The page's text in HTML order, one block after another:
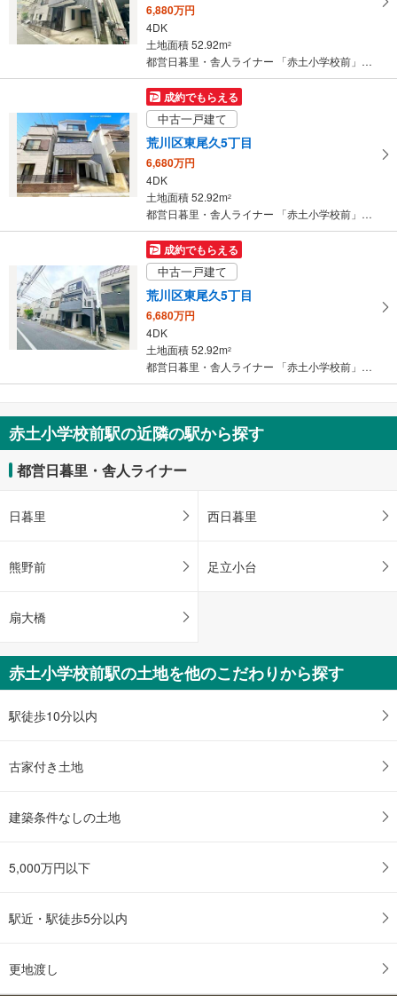
6,880万円
4DK
土地面積 52.92m2
都営日暮里・舎人ライナー 「赤土小学校前」駅 徒歩9分
成約でもらえる
中古一戸建て
荒川区東尾久5丁目
6,680万円
4DK
土地面積 52.92m2
都営日暮里・舎人ライナー 「赤土小学校前」駅 徒歩11分
成約でもらえる
中古一戸建て
荒川区東尾久5丁目
6,680万円
4DK
土地面積 52.92m2
都営日暮里・舎人ライナー 「赤土小学校前」駅 徒歩11分
赤土小学校前駅の近隣の駅から探す
都営日暮里・舎人ライナー
日暮里 西日暮里
熊野前 足立小台
扇大橋
赤土小学校前駅の土地を他のこだわりから探す
駅徒歩10分以内
古家付き土地
建築条件なしの土地
5,000万円以下
駅近・駅徒歩5分以内
更地渡し